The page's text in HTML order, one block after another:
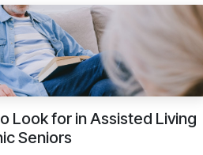
Look for in Assisted Living
Seniors